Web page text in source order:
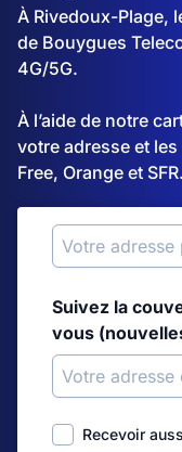
À Rivedoux-Plage,
de Bouygues
4G/5G.
À l’aide de notre
votre adresse et
Free, Orange et SFR.
Suivez la
vous
Recevoir